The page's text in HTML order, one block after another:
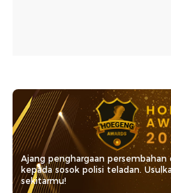
Ajang penghargaan persembahan
kepada sosok polisi teladan.
sekitarmu!